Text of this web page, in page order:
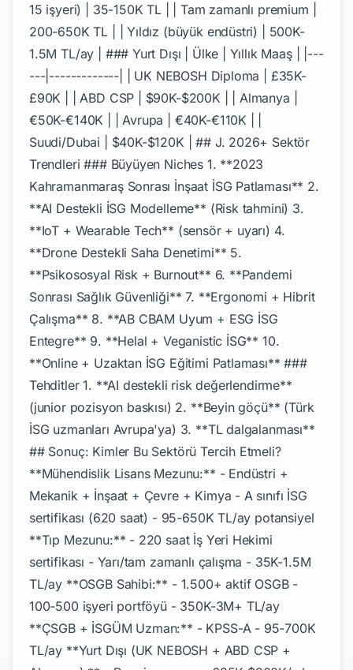
15 işyeri) | 35-150K TL | | Tam zamanlı premium |
200-650K TL | | Yıldız (büyük endüstri) | 500K-
1.5M TL/ay | ### Yurt Dışı | Ülke | Yıllık Maaş | |---
---|-------------| | UK NEBOSH Diploma | £35K-
£90K | | ABD CSP | $90K-$200K | | Almanya |
€50K-€140K | | Avrupa | €40K-€110K | |
Suudi/Dubai | $40K-$120K | ## J. 2026+ Sektör
Trendleri ### Büyüyen Niches 1. **2023
Kahramanmaraş Sonrası İnşaat İSG Patlaması** 2.
**AI Destekli İSG Modelleme** (Risk tahmini) 3.
**IoT + Wearable Tech** (sensör + uyarı) 4.
**Drone Destekli Saha Denetimi** 5.
**Psikososyal Risk + Burnout** 6. **Pandemi
Sonrası Sağlık Güvenliği** 7. **Ergonomi + Hibrit
Çalışma** 8. **AB CBAM Uyum + ESG İSG
Entegre** 9. **Helal + Veganistic İSG** 10.
**Online + Uzaktan İSG Eğitimi Patlaması** ###
Tehditler 1. **AI destekli risk değerlendirme**
(junior pozisyon baskısı) 2. **Beyin göçü** (Türk
İSG uzmanları Avrupa'ya) 3. **TL dalgalanması**
## Sonuç: Kimler Bu Sektörü Tercih Etmeli?
**Mühendislik Lisans Mezunu:** - Endüstri +
Mekanik + İnşaat + Çevre + Kimya - A sınıfı İSG
sertifikası (620 saat) - 95-650K TL/ay potansiyel
**Tıp Mezunu:** - 220 saat İş Yeri Hekimi
sertifikası - Yarı/tam zamanlı çalışma - 35K-1.5M
TL/ay **OSGB Sahibi:** - 1.500+ aktif OSGB -
100-500 işyeri portföyü - 350K-3M+ TL/ay
**ÇSGB + İSGÜM Uzman:** - KPSS-A - 95-700K
TL/ay **Yurt Dışı (UK NEBOSH + ABD CSP +